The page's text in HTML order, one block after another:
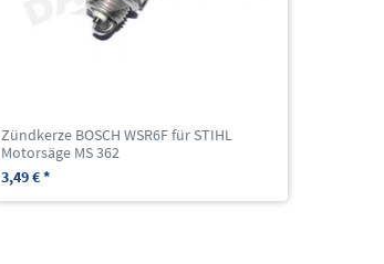
Zündkerze BOSCH WSR6F für STIHL
Motorsäge MS 362
3,49 € *